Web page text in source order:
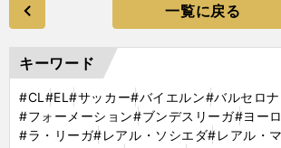
一覧に戻る
キーワード
#CL #EL#サッカー#バイエルン#バルセロナ
#フォーメーション#ブンデスリーガ#ヨー
#ラ・リーガ#レアル・ソシエダ#レアル・